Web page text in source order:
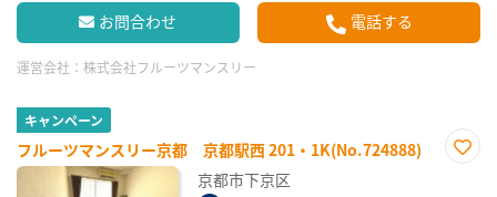
お問合わせ 電話する
運営会社： 株式会社フルーツマンスリー
キャンペーン
フルーツマンスリー京都 京都駅西 201・1K(No.724888)
京都市下京区